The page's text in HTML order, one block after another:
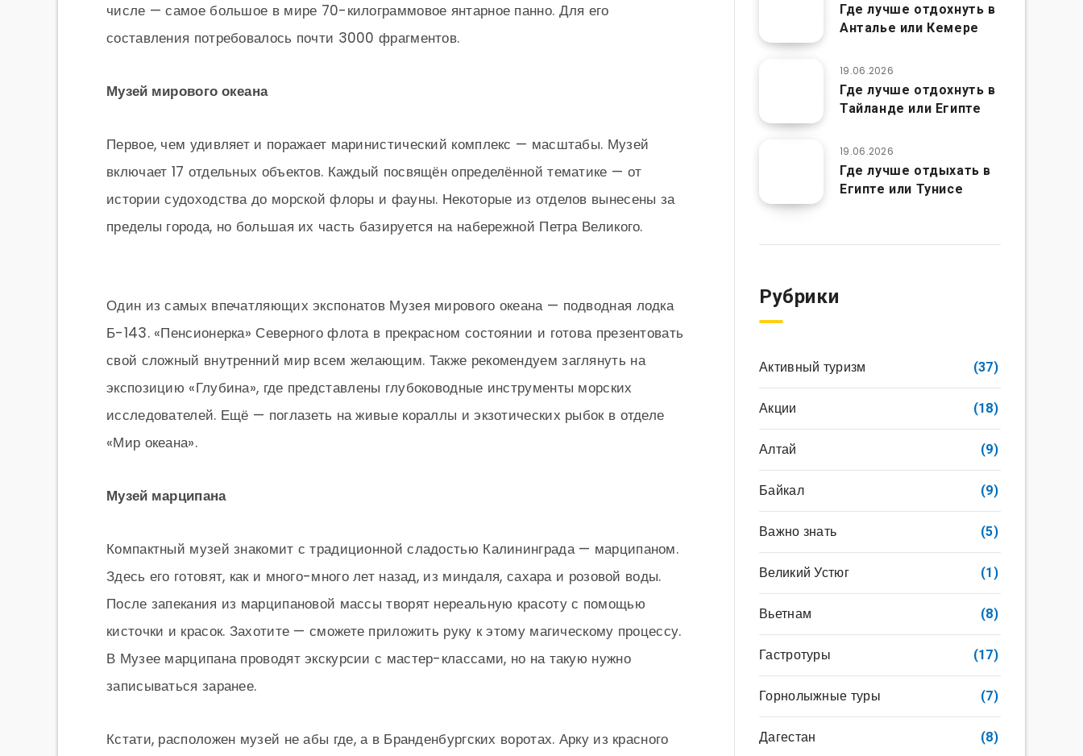
числе — самое большое в мире 70-килограммовое янтарное панно. Для его
составления потребовалось почти 3000 фрагментов.
Музей мирового океана
Первое, чем удивляет и поражает маринистический комплекс — масштабы. Музей
включает 17 отдельных объектов. Каждый посвящён определённой тематике — от
истории судоходства до морской флоры и фауны. Некоторые из отделов вынесены за
пределы города, но большая их часть базируется на набережной Петра Великого.
Один из самых впечатляющих экспонатов Музея мирового океана — подводная лодка
Б-143. «Пенсионерка» Северного флота в прекрасном состоянии и готова презентовать
свой сложный внутренний мир всем желающим. Также рекомендуем заглянуть на
экспозицию «Глубина», где представлены глубоководные инструменты морских
исследователей. Ещё — поглазеть на живые кораллы и экзотических рыбок в отделе
«Мир океана».
Музей марципана
Компактный музей знакомит с традиционной сладостью Калининграда — марципаном.
Здесь его готовят, как и много-много лет назад, из миндаля, сахара и розовой воды.
После запекания из марципановой массы творят нереальную красоту с помощью
кисточки и красок. Захотите — сможете приложить руку к этому магическому процессу.
В Музее марципана проводят экскурсии с мастер-классами, но на такую нужно
записываться заранее.
Кстати, расположен музей не абы где, а в Бранденбургских воротах. Арку из красного
Где лучше отдохнуть в
Анталье или Кемере
19.06.2026
Где лучше отдохнуть в
Тайланде или Египте
19.06.2026
Где лучше отдыхать в
Египте или Тунисе
Рубрики
Активный туризм (37)
Акции (18)
Алтай (9)
Байкал (9)
Важно знать (5)
Великий Устюг (1)
Вьетнам (8)
Гастротуры (17)
Горнолыжные туры (7)
Дагестан (8)